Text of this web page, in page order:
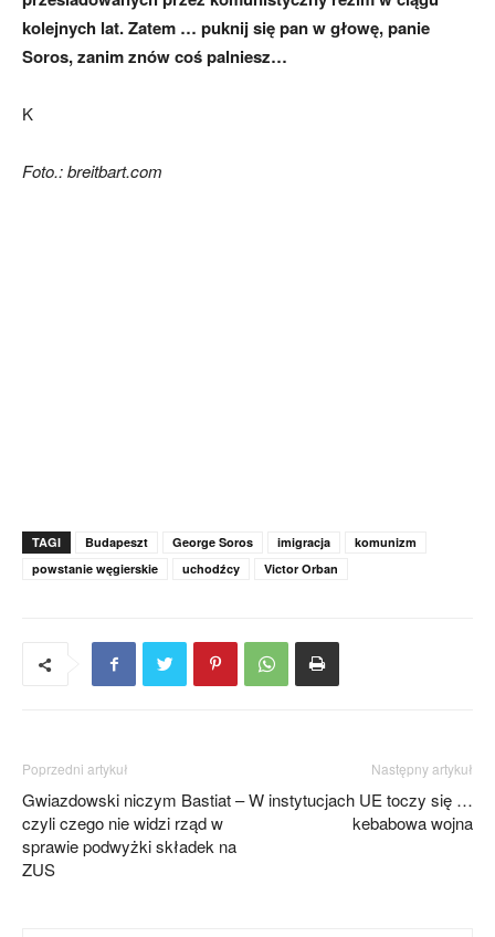
kolejnych lat. Zatem … puknij się pan w głowę, panie
Soros, zanim znów coś palniesz…
K
Foto.: breitbart.com
TAGI Budapeszt George Soros imigracja
komunizm
powstanie węgierskie
uchodźcy Victor Orban
Poprzedni artykuł
Gwiazdowski niczym Bastiat –
czyli czego nie widzi rząd w
sprawie podwyżki składek na
ZUS
Następny artykuł
W instytucjach UE toczy się …
kebabowa wojna